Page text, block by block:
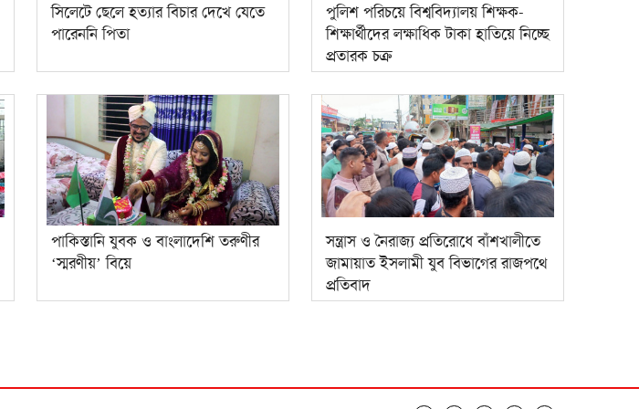
সিলেটে ছেলে হত্যার বিচার দেখে যেতে
পারেননি পিতা
পুলিশ পরিচয়ে বিশ্ববিদ্যালয় শিক্ষক-
শিক্ষার্থীদের লক্ষাধিক টাকা হাতিয়ে নিচ্ছে
প্রতারক চক্র
পাকিস্তানি যুবক ও বাংলাদেশি তরুণীর
‘স্মরণীয়’ বিয়ে
সন্ত্রাস ও নৈরাজ্য প্রতিরোধে বাঁশখালীতে
জামায়াত ইসলামী যুব বিভাগের রাজপথে
প্রতিবাদ